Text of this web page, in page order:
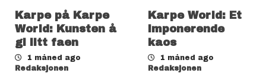
Karpe på Karpe
World: Kunsten å
gi litt faen
1 måned ago
Redaksjonen
Karpe World: Et
imponerende
kaos
1 måned ago
Redaksjonen